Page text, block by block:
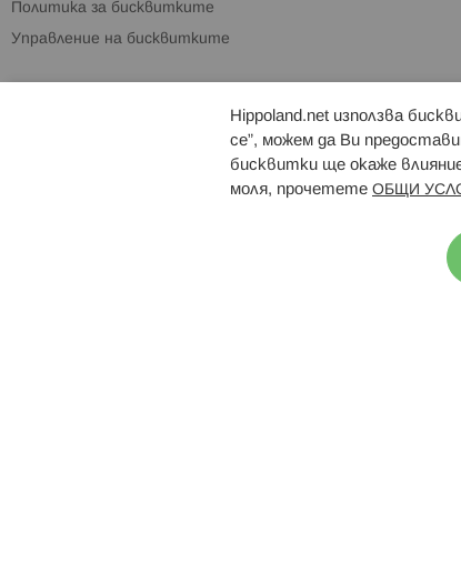
Политика за бисквитките
Управление на бисквитките
Брошури
Hippoland.net използва
се”, можем да Ви
бисквитки ще окаже
моля, прочетете ОБЩИ